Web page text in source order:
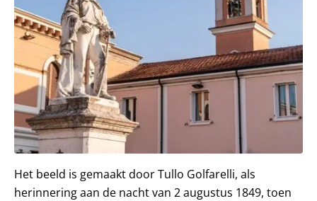
Het beeld is gemaakt door Tullo Golfarelli, als
herinnering aan de nacht van 2 augustus 1849, toen